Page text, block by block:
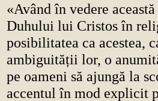
«Având în vedere
Duhului lui Cristos în
posibilitatea ca acestea,
ambiguității lor, o
pe oameni să ajungă la
accentul în mod explicit